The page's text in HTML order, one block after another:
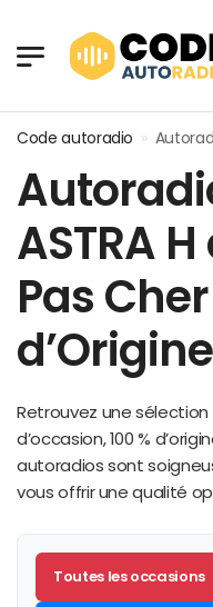
Code autoradio »
ASTRA
Pas
d’Origine
Retrouvez une sélection
d’occasion, 100 %
autoradios sont
vous offrir une qualité
Toutes les occasions